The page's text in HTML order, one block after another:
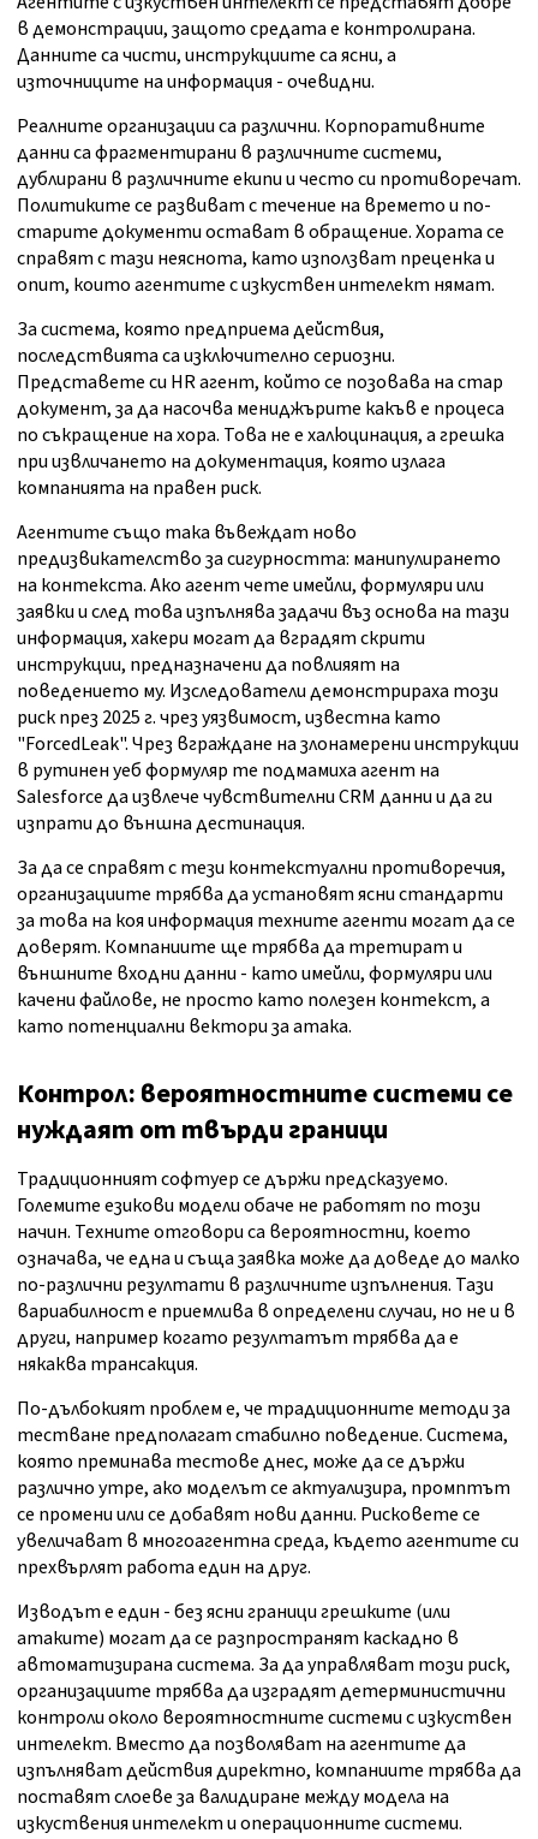
в демонстрации, защото средата е контролирана.
Данните са чисти, инструкциите са ясни, а
източниците на информация - очевидни.
Реалните организации са различни. Корпоративните
данни са фрагментирани в различните системи,
дублирани в различните екипи и често си противоречат.
Политиките се развиват с течение на времето и по-
старите документи остават в обращение. Хората се
справят с тази неяснота, като използват преценка и
опит, които агентите с изкуствен интелект нямат.
За система, която предприема действия,
последствията са изключително сериозни.
Представете си HR агент, който се позовава на стар
документ, за да насочва мениджърите какъв е процеса
по съкращение на хора. Това не е халюцинация, а грешка
при извличането на документация, която излага
компанията на правен риск.
Агентите също така въвеждат ново
предизвикателство за сигурността: манипулирането
на контекста. Ако агент чете имейли, формуляри или
заявки и след това изпълнява задачи въз основа на тази
информация, хакери могат да вградят скрити
инструкции, предназначени да повлияят на
поведението му. Изследователи демонстрираха този
риск през 2025 г. чрез уязвимост, известна като
"ForcedLeak". Чрез вграждане на злонамерени инструкции
в рутинен уеб формуляр те подмамиха агент на
Salesforce да извлече чувствителни CRM данни и да ги
изпрати до външна дестинация.
За да се справят с тези контекстуални противоречия,
организациите трябва да установят ясни стандарти
за това на коя информация техните агенти могат да се
доверят. Компаниите ще трябва да третират и
външните входни данни - като имейли, формуляри или
качени файлове, не просто като полезен контекст, а
като потенциални вектори за атака.
Контрол: вероятностните системи се
нуждаят от твърди граници
Традиционният софтуер се държи предсказуемо.
Големите езикови модели обаче не работят по този
начин. Техните отговори са вероятностни, което
означава, че една и съща заявка може да доведе до малко
по-различни резултати в различните изпълнения. Тази
вариабилност е приемлива в определени случаи, но не и в
други, например когато резултатът трябва да е
някаква трансакция.
По-дълбокият проблем е, че традиционните методи за
тестване предполагат стабилно поведение. Система,
която преминава тестове днес, може да се държи
различно утре, ако моделът се актуализира, промптът
се промени или се добавят нови данни. Рисковете се
увеличават в многоагентна среда, където агентите си
прехвърлят работа един на друг.
Изводът е един - без ясни граници грешките (или
атаките) могат да се разпространят каскадно в
автоматизирана система. За да управляват този риск,
организациите трябва да изградят детерминистични
контроли около вероятностните системи с изкуствен
интелект. Вместо да позволяват на агентите да
изпълняват действия директно, компаниите трябва да
поставят слоеве за валидиране между модела на
изкуствения интелект и операционните системи.